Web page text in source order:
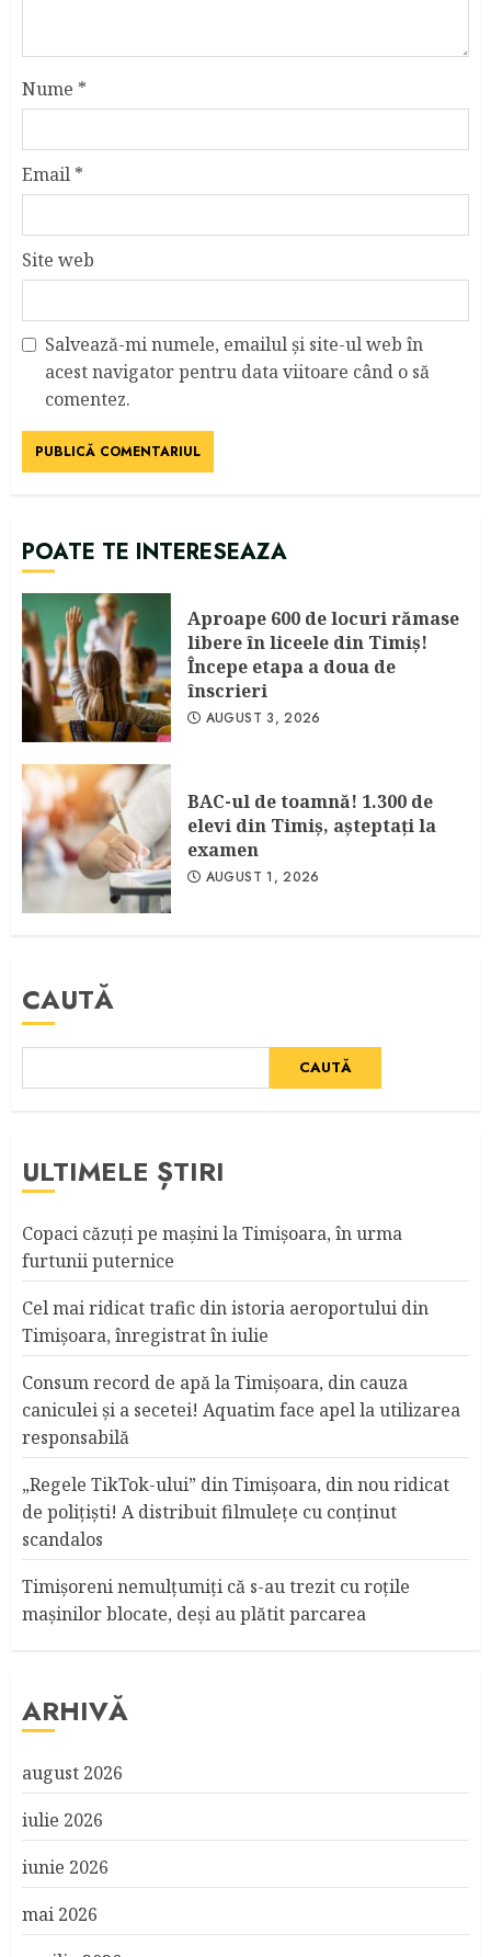
Nume *
Email *
Site web
Salvează-mi numele, emailul și site-ul web în
acest navigator pentru data viitoare când o să
comentez.
POATE TE INTERESEAZA
Aproape 600 de locuri rămase
libere în liceele din Timiş!
Începe etapa a doua de
înscrieri
AUGUST 3, 2026
BAC-ul de toamnă! 1.300 de
elevi din Timiş, aşteptaţi la
examen
AUGUST 1, 2026
CAUTĂ
CAUTĂ
ULTIMELE ȘTIRI
Copaci căzuţi pe maşini la Timişoara, în urma
furtunii puternice
Cel mai ridicat trafic din istoria aeroportului din
Timişoara, înregistrat în iulie
Consum record de apă la Timişoara, din cauza
caniculei şi a secetei! Aquatim face apel la utilizarea
responsabilă
„Regele TikTok-ului” din Timişoara, din nou ridicat
de poliţişti! A distribuit filmuleţe cu conţinut
scandalos
Timişoreni nemulţumiţi că s-au trezit cu roţile
maşinilor blocate, deşi au plătit parcarea
ARHIVĂ
august 2026
iulie 2026
iunie 2026
mai 2026